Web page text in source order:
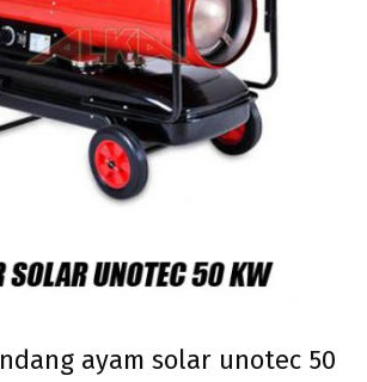
ayam solar unotec 50